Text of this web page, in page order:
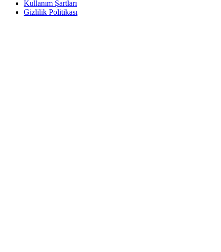
Kullanım Şartları
Gizlilik Politikası